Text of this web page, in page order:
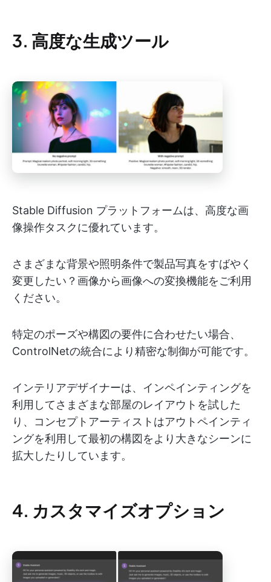
3. 高度な生成ツール
Stable Diffusion プラットフォームは、高度な画
像操作タスクに優れています。
さまざまな背景や照明条件で製品写真をすばやく
変更したい？画像から画像への変換機能をご利用
ください。
特定のポーズや構図の要件に合わせたい場合、
ControlNetの統合により精密な制御が可能です。
インテリアデザイナーは、インペインティングを
利用してさまざまな部屋のレイアウトを試した
り、コンセプトアーティストはアウトペインティ
ングを利用して最初の構図をより大きなシーンに
拡大したりしています。
4. カスタマイズオプション